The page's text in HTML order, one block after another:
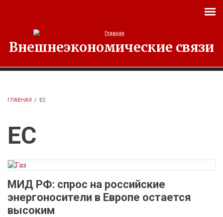
Внешнеэкономические связи
ГЛАВНАЯ / ЕС
ЕС
МИД РФ: спрос на российские
энергоносители в Европе остается
высоким